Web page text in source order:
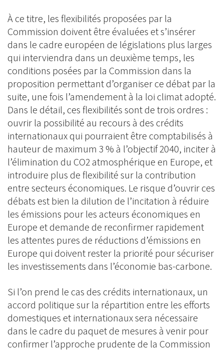
À ce titre, les flexibilités proposées par la
Commission doivent être évaluées et s’insérer
dans le cadre européen de législations plus larges
qui interviendra dans un deuxième temps, les
conditions posées par la Commission dans la
proposition permettant d’organiser ce débat par la
suite, une fois l’amendement à la loi climat adopté.
Dans le détail, ces flexibilités sont de trois ordres :
ouvrir la possibilité au recours à des crédits
internationaux qui pourraient être comptabilisés à
hauteur de maximum 3 % à l’objectif 2040, inciter à
l’élimination du CO2 atmosphérique en Europe, et
introduire plus de flexibilité sur la contribution
entre secteurs économiques. Le risque d’ouvrir ces
débats est bien la dilution de l’incitation à réduire
les émissions pour les acteurs économiques en
Europe et demande de reconfirmer rapidement
les attentes pures de réductions d’émissions en
Europe qui doivent rester la priorité pour sécuriser
les investissements dans l’économie bas-carbone.
Si l’on prend le cas des crédits internationaux, un
accord politique sur la répartition entre les efforts
domestiques et internationaux sera nécessaire
dans le cadre du paquet de mesures à venir pour
confirmer l’approche prudente de la Commission